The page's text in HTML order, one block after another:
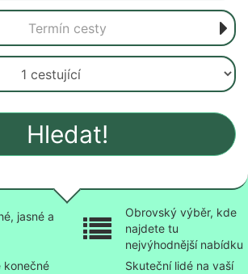
Hledat!
jasné a
Obrovský výběr, kde
najdete tu
nejvýhodnější nabídku
konečné
Skuteční lidé na vaší